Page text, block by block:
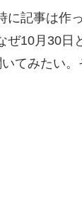
に記事は作
ぜ10月30日
てみたい